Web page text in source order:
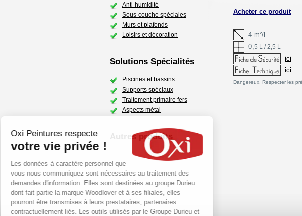
Anti-humidité
Sous-couche spéciales
Murs et plafonds
Loisirs et décoration
Solutions Spécialités
Piscines et bassins
Supports spéciaux
Traitement primaire fers
Aspects métal
Autres produits
Acheter ce produit
4 m²/l
0, 5 L / 2,5 L
ici
ici
Dangereux. Respecter les
Oxi Peintures respecte
votre vie privée !
Les données à caractère personnel que
vous nous communiquez sont nécessaires au traitement des
demandes d'information. Elles sont destinées au groupe Durieu
dont fait partie la marque Woodlover et à ses filiales, elles
pourront être transmises à leurs prestataires, partenaires
contractuellement liés. Les outils utilisés par le Groupe Durieu et